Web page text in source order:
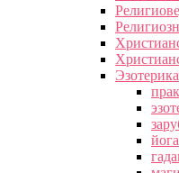
Эзотерика
йога